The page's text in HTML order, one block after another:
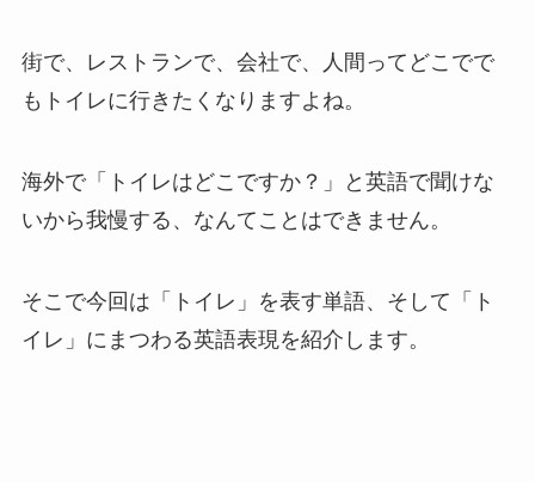
街で、レストランで、会社で、人間ってどこでで
もトイレに行きたくなりますよね。
海外で「トイレはどこですか？」と英語で聞けな
いから我慢する、なんてことはできません。
そこで今回は「トイレ」を表す単語、そして「ト
イレ」にまつわる英語表現を紹介します。